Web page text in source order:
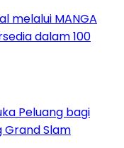
melalui MANGA
dalam 100
Peluang bagi
Grand Slam